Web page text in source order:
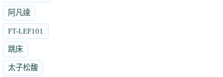
阿凡達
FT-LEF101
跳床
太子松馥